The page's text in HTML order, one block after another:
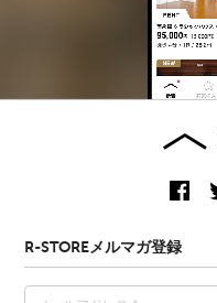
R-STOREメルマガ登録